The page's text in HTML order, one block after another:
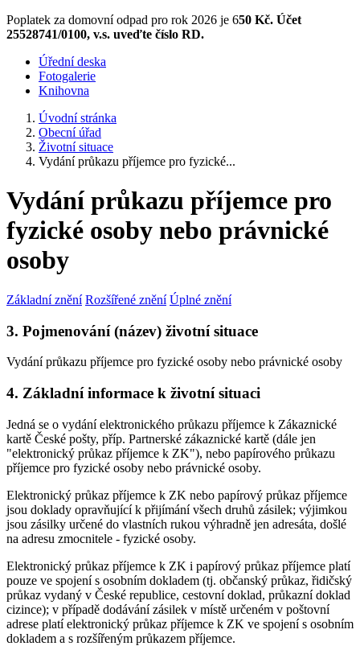
Poplatek za domovní odpad pro rok 2026 je 650 Kč. Účet
25528741/0100, v.s. uveďte číslo RD.
Úřední deska
Fotogalerie
Knihovna
Úvodní stránka
Obecní úřad
Životní situace
Vydání průkazu příjemce pro fyzické...
Vydání průkazu příjemce pro
fyzické osoby nebo právnické
osoby
Základní znění Rozšířené znění Úplné znění
3. Pojmenování (název) životní situace
Vydání průkazu příjemce pro fyzické osoby nebo právnické osoby
4. Základní informace k životní situaci
Jedná se o vydání elektronického průkazu příjemce k Zákaznické
kartě České pošty, příp. Partnerské zákaznické kartě (dále jen
"elektronický průkaz příjemce k ZK"), nebo papírového průkazu
příjemce pro fyzické osoby nebo právnické osoby.
Elektronický průkaz příjemce k ZK nebo papírový průkaz příjemce
jsou doklady opravňující k přijímání všech druhů zásilek; výjimkou
jsou zásilky určené do vlastních rukou výhradně jen adresáta, došlé
na adresu zmocnitele - fyzické osoby.
Elektronický průkaz příjemce k ZK i papírový průkaz příjemce platí
pouze ve spojení s osobním dokladem (tj. občanský průkaz, řidičský
průkaz vydaný v České republice, cestovní doklad, průkazní doklad
cizince); v případě dodávání zásilek v místě určeném v poštovní
adrese platí elektronický průkaz příjemce k ZK ve spojení s osobním
dokladem a s rozšířeným průkazem příjemce.